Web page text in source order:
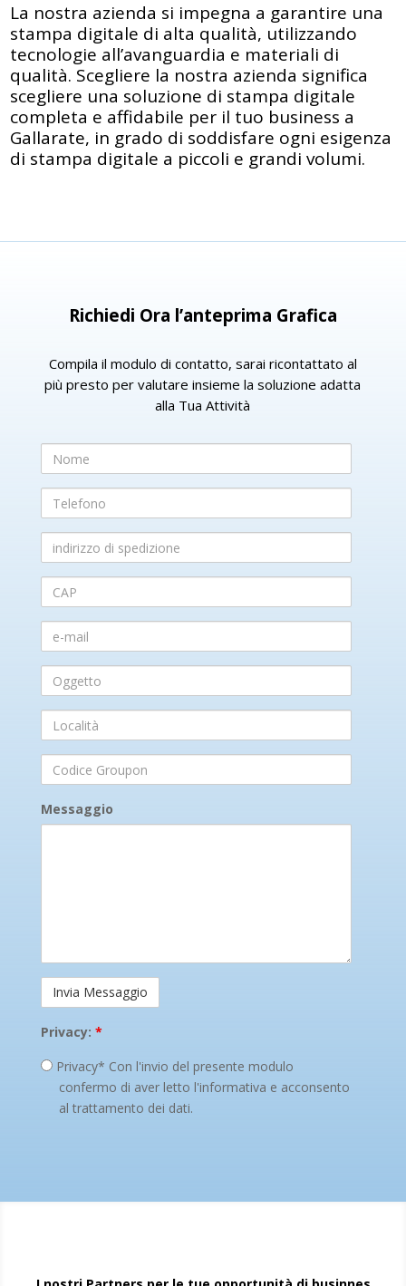
La nostra azienda si impegna a garantire una
stampa digitale di alta qualità, utilizzando
tecnologie all’avanguardia e materiali di
qualità. Scegliere la nostra azienda significa
scegliere una soluzione di stampa digitale
completa e affidabile per il tuo business a
Gallarate, in grado di soddisfare ogni esigenza
di stampa digitale a piccoli e grandi volumi.
Richiedi Ora l’anteprima Grafica
Compila il modulo di contatto, sarai ricontattato al
più presto per valutare insieme la soluzione adatta
alla Tua Attività
Nome
Telefono
indirizzo
di
spedizione
CAP
mail
Oggetto
Località
Codice
Groupon
Messaggio
Privacy: *
Privacy* Con l'invio del presente modulo
confermo di aver letto l'informativa e acconsento
al trattamento dei dati.